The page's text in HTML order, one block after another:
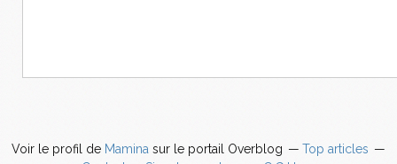
Voir le profil de Mamina sur le portail Overblog
Top articles